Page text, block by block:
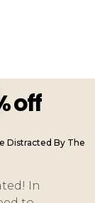
off
Distracted By The
In